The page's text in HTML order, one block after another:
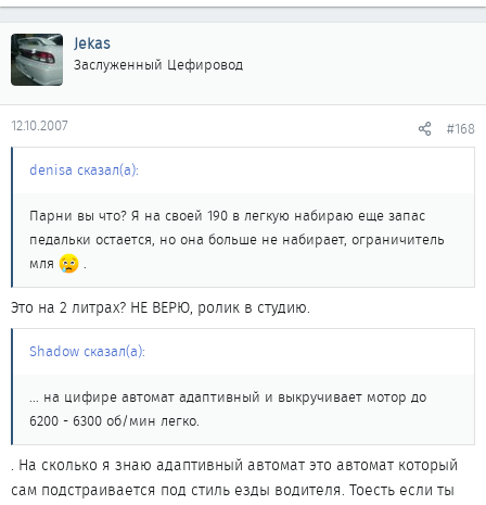
Jekas
Заслуженный Цефировод
12.10.2007 #168
denisa сказал(а):
Парни вы что? Я на своей 190 в легкую набираю еще запас
педальки остается, но она больше не набирает, ограничитель
мля
.
Это на 2 литрах? НЕ ВЕРЮ, ролик в студию.
Shadow сказал(а):
... на цифире автомат адаптивный и выкручивает мотор до
6200 - 6300 об/мин легко.
. На сколько я знаю адаптивный автомат это автомат который
сам подстраивается под стиль езды водителя. Тоесть если ты